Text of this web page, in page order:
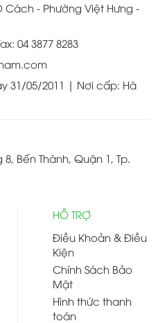
Cách - Phường Việt Hưng -
04 3877 8283
31/05/2011 | Nơi cấp: Hà
Bến Thành, Quận 1, Tp.
HỖ TRỢ
Điều Khoản & Điều
Kiện
Chính Sách Bảo
Mật
Hình thức thanh
toán